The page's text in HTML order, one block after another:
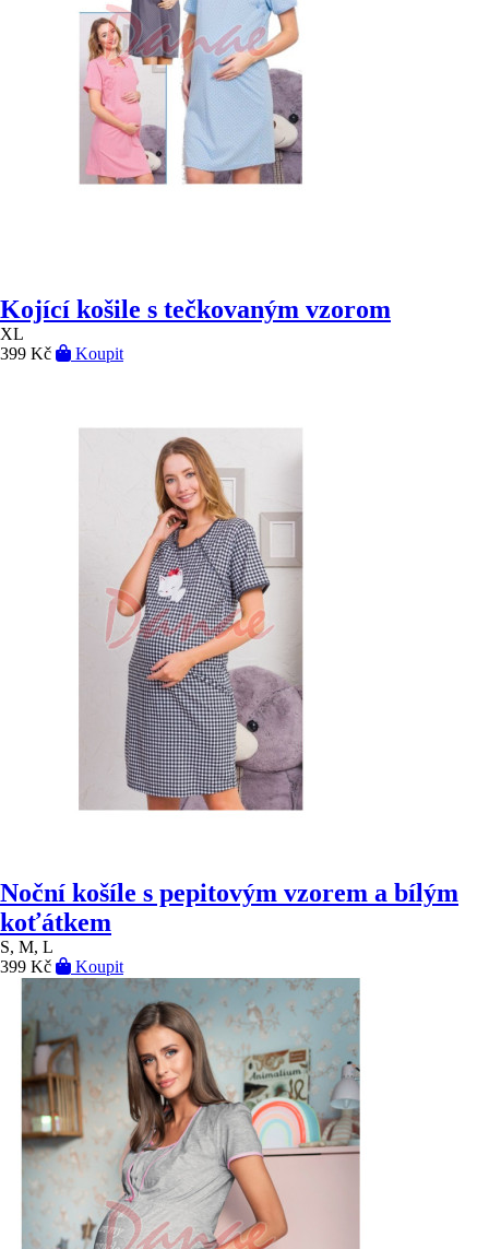
Kojící košile s tečkovaným vzorom
XL
399 Kč
Koupit
Noční košíle s pepitovým vzorem a bílým
koťátkem
S, M, L
399 Kč
Koupit